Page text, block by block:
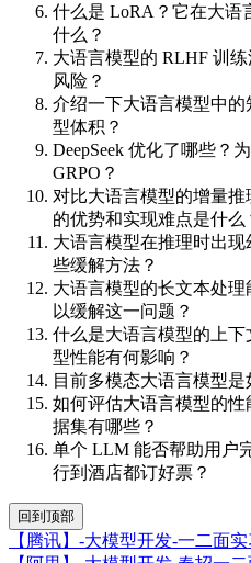
什么是 LoRA？它在大语
什么？
大语言模型的 RLHF 训
风险？
介绍一下大语言模型中
型体积？
DeepSeek 优化了哪些？
GRPO？
对比大语言模型的增量
的优势和实现难点是什么
大语言模型在推理时出
些缓解方法？
大语言模型的长文本处
以缓解这一问题？
什么是大语言模型的上
型性能有何影响？
目前多模态大语言模型
如何评估大语言模型的
据集有哪些？
单个 LLM 能否帮助用户
行到酒店都订好票？
回到顶部
【腾讯】-大模型开发-一二面